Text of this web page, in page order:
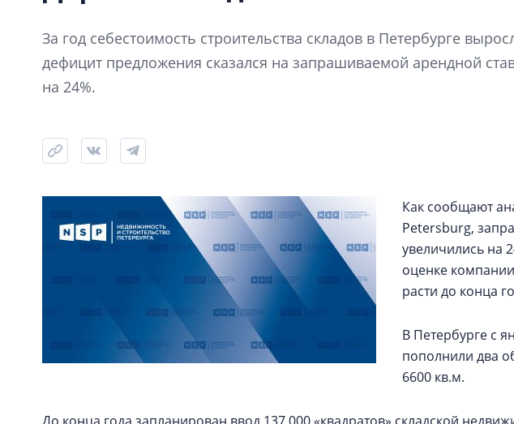
За год себестоимость строительства складов в Петербурге
дефицит предложения сказался на запрашиваемой арендной
на 24%.
Как сообщают
Petersburg,
увеличились на
оценке
расти до конца
В Петербурге с
пополнили два
6600 кв.м.